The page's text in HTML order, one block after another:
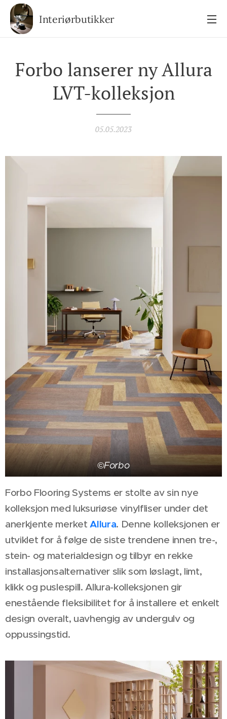
Interiørbutikker
Forbo lanserer ny Allura
LVT-kolleksjon
05.05.2023
©Forbo
Forbo Flooring Systems er stolte av sin nye
kolleksjon med luksuriøse vinylfliser under det
anerkjente merketAllura. Denne kolleksjonen er
utviklet for å følge de siste trendene innen tre-,
stein- og materialdesign og tilbyr en rekke
installasjonsalternativer slik som løslagt, limt,
klikk og puslespill. Allura-kolleksjonen gir
enestående fleksibilitet for å installere et enkelt
design overalt, uavhengig av undergulv og
oppussingstid.